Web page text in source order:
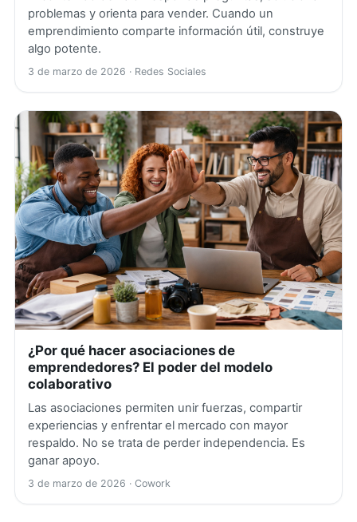
problemas y orienta para vender. Cuando un
emprendimiento comparte información útil, construye
algo potente.
3 de marzo de 2026 · Redes Sociales
¿Por qué hacer asociaciones de
emprendedores? El poder del modelo
colaborativo
Las asociaciones permiten unir fuerzas, compartir
experiencias y enfrentar el mercado con mayor
respaldo. No se trata de perder independencia. Es
ganar apoyo.
3 de marzo de 2026 · Cowork